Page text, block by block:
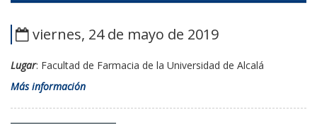
viernes, 24 de mayo de 2019
Lugar: Facultad de Farmacia de la Universidad de Alcalá
Más información